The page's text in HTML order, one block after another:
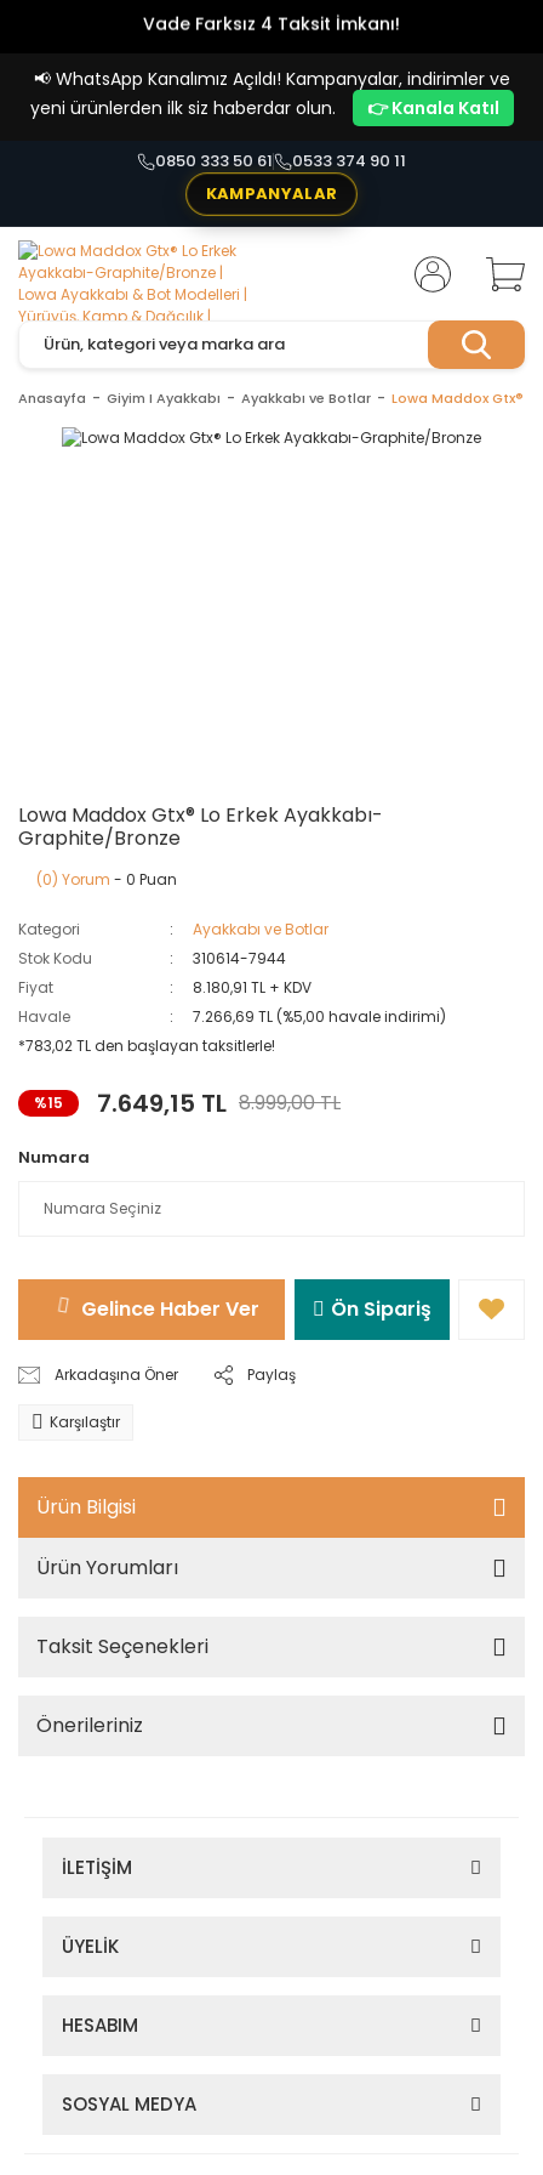
Vade Farksız 4 Taksit İmkanı!
📢 WhatsApp Kanalımız Açıldı! Kampanyalar, indirimler ve
yeni ürünlerden ilk siz haberdar olun.
👉 Kanala Katıl
0850 333 50 61
0533 374 90 11
KAMPANYALAR
Anasayfa Giyim I Ayakkabı Ayakkabı ve Botlar Lowa Maddox Gtx®
Lowa Maddox Gtx® Lo Erkek Ayakkabı-
Graphite/Bronze
(0) Yorum - 0 Puan
Kategori
Ayakkabı ve Botlar
Stok Kodu
310614-7944
Fiyat
8.180,91 TL + KDV
Havale
7.266,69 TL (%5,00 havale indirimi)
*783,02 TL den başlayan taksitlerle!
%15 7.649,15 TL 8.999,00 TL
Numara
Gelince Haber Ver Ön Sipariş
Arkadaşına Öner Paylaş
Karşılaştır
Ürün Bilgisi
Ürün Yorumları
Taksit Seçenekleri
Önerileriniz
İLETİŞİM
ÜYELİK
HESABIM
SOSYAL MEDYA